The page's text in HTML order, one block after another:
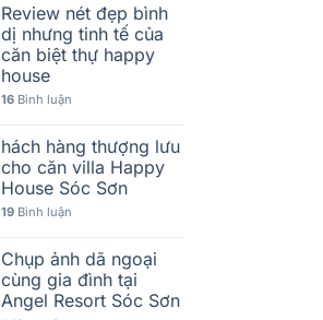
Review nét đẹp bình
dị nhưng tinh tế của
căn biệt thự happy
house
16Bình luận
hách hàng thượng lưu
cho căn villa Happy
House Sóc Sơn
19Bình luận
Chụp ảnh dã ngoại
cùng gia đình tại
Angel Resort Sóc Sơn